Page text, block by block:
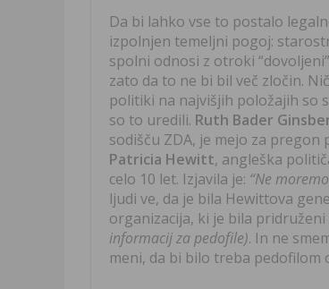
Da bi lahko vse to postalo
izpolnjen temeljni pogoj:
spolni odnosi z otroki
zato da to ne bi bil več zločin.
politiki na najvišjih položajih so
so to uredili. Ruth Bader
sodišču ZDA, je mejo za
Patricia Hewitt, angleška
celo 10 let. Izjavila je: “Ne
ljudi ve, da je bila Hewittova
organizacija, ki je bila
informacij za pedofile). In ne
meni, da bi bilo treba